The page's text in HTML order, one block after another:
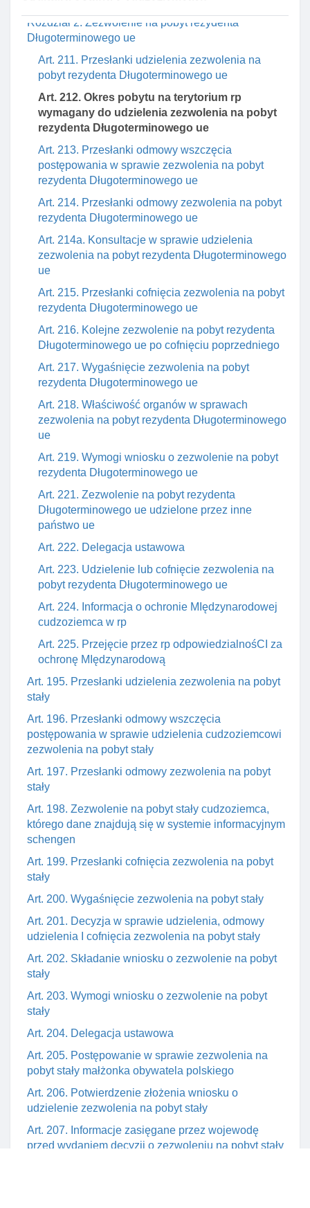
Rozdział 2. Zezwolenie na pobyt rezydenta
Długoterminowego ue
Art. 211. Przesłanki udzielenia zezwolenia na
pobyt rezydenta Długoterminowego ue
Art. 212. Okres pobytu na terytorium rp
wymagany do udzielenia zezwolenia na pobyt
rezydenta Długoterminowego ue
Art. 213. Przesłanki odmowy wszczęcia
postępowania w sprawie zezwolenia na pobyt
rezydenta Długoterminowego ue
Art. 214. Przesłanki odmowy zezwolenia na pobyt
rezydenta Długoterminowego ue
Art. 214a. Konsultacje w sprawie udzielenia
zezwolenia na pobyt rezydenta Długoterminowego
ue
Art. 215. Przesłanki cofnięcia zezwolenia na pobyt
rezydenta Długoterminowego ue
Art. 216. Kolejne zezwolenie na pobyt rezydenta
Długoterminowego ue po cofnięciu poprzedniego
Art. 217. Wygaśnięcie zezwolenia na pobyt
rezydenta Długoterminowego ue
Art. 218. Właściwość organów w sprawach
zezwolenia na pobyt rezydenta Długoterminowego
ue
Art. 219. Wymogi wniosku o zezwolenie na pobyt
rezydenta Długoterminowego ue
Art. 221. Zezwolenie na pobyt rezydenta
Długoterminowego ue udzielone przez inne
państwo ue
Art. 222. Delegacja ustawowa
Art. 223. Udzielenie lub cofnięcie zezwolenia na
pobyt rezydenta Długoterminowego ue
Art. 224. Informacja o ochronie MIędzynarodowej
cudzoziemca w rp
Art. 225. Przejęcie przez rp odpowiedzialnośCI za
ochronę MIędzynarodową
Art. 195. Przesłanki udzielenia zezwolenia na pobyt
stały
Art. 196. Przesłanki odmowy wszczęcia
postępowania w sprawie udzielenia cudzoziemcowi
zezwolenia na pobyt stały
Art. 197. Przesłanki odmowy zezwolenia na pobyt
stały
Art. 198. Zezwolenie na pobyt stały cudzoziemca,
którego dane znajdują się w systemie informacyjnym
schengen
Art. 199. Przesłanki cofnięcia zezwolenia na pobyt
stały
Art. 200. Wygaśnięcie zezwolenia na pobyt stały
Art. 201. Decyzja w sprawie udzielenia, odmowy
udzielenia I cofnięcia zezwolenia na pobyt stały
Art. 202. Składanie wniosku o zezwolenie na pobyt
stały
Art. 203. Wymogi wniosku o zezwolenie na pobyt
stały
Art. 204. Delegacja ustawowa
Art. 205. Postępowanie w sprawie zezwolenia na
pobyt stały małżonka obywatela polskiego
Art. 206. Potwierdzenie złożenia wniosku o
udzielenie zezwolenia na pobyt stały
Art. 207. Informacje zasięgane przez wojewodę
przed wydaniem decyzji o zezwoleniu na pobyt stały